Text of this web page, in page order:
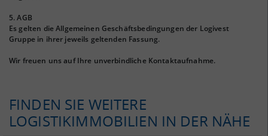
5. AGB
Es gelten die Allgemeinen Geschäftsbedingungen der Logivest
Gruppe in ihrer jeweils geltenden Fassung.
Wir freuen uns auf Ihre unverbindliche Kontaktaufnahme.
FINDEN SIE WEITERE
LOGISTIKIMMOBILIEN IN DER NÄHE